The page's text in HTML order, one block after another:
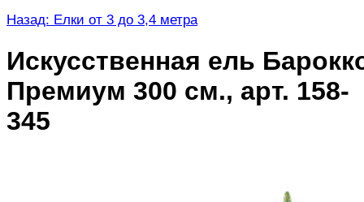
Назад: Елки от 3 до 3,4 метра
Искусственная ель
Премиум 300 см., арт. 158-
345